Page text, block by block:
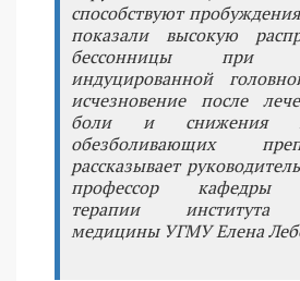
способствуют
показали высокую
бессонницы при
индуцированной
исчезновение после
боли и снижения
обезболивающих
рассказывает
профессор кафедры
терапии института
медицины УГМУ Елена